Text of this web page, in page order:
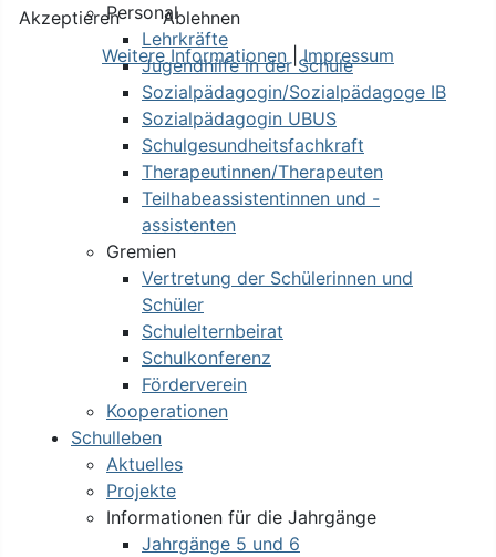
Personal
Lehrkräfte
Jugendhilfe in der Schule
Sozialpädagogin/Sozialpädagoge IB
Sozialpädagogin UBUS
Schulgesundheitsfachkraft
Therapeutinnen/Therapeuten
Teilhabeassistentinnen und -
assistenten
Gremien
Vertretung der Schülerinnen und
Schüler
Schulelternbeirat
Schulkonferenz
Förderverein
Kooperationen
Schulleben
Aktuelles
Projekte
Informationen für die Jahrgänge
Jahrgänge 5 und 6
Akzeptieren
Ablehnen
Weitere Informationen |Impressum